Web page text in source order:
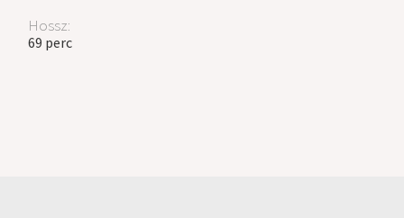
Hossz:
69 perc